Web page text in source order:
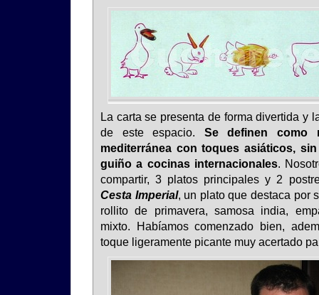
La carta se presenta de forma divertida y
de este espacio. Se definen como
mediterránea con toques asiáticos,
guiño a cocinas internacionales.
compartir, 3 platos principales y 2
Cesta Imperial, un plato que destaca por
rollito de primavera, samosa india,
mixto. Habíamos comenzado bien,
toque ligeramente picante muy acertado